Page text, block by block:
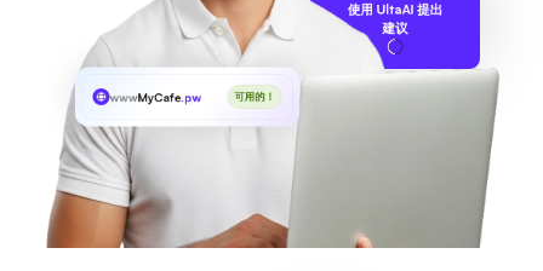
使用 UltaAI 提出
建议
wwwMyCafe.pw 可用的！